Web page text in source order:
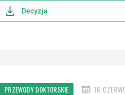
Decyzja
PRZEWODY DOKTORSKIE
DATA16